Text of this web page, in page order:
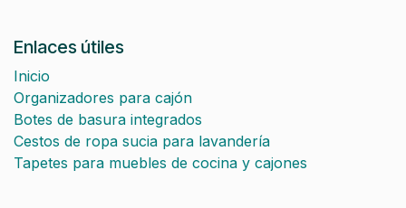
Enlaces útiles
Inicio
Organizadores para cajón
Botes de basura integrados
Cestos de ropa sucia para lavandería
Tapetes para muebles de cocina y cajones